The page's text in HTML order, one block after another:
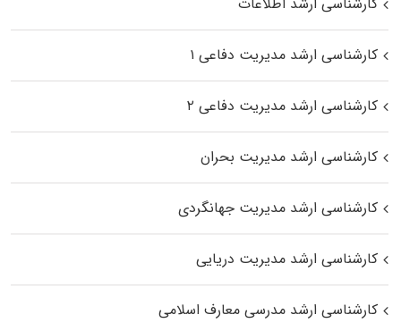
کارشناسی ارشد مدیریت دفاعی ۱
کارشناسی ارشد مدیریت دفاعی ۲
کارشناسی ارشد مدیریت بحران
کارشناسی ارشد مدیریت جهانگردی
کارشناسی ارشد مدیریت دریایی
کارشناسی ارشد مدرسی معارف اسلامی